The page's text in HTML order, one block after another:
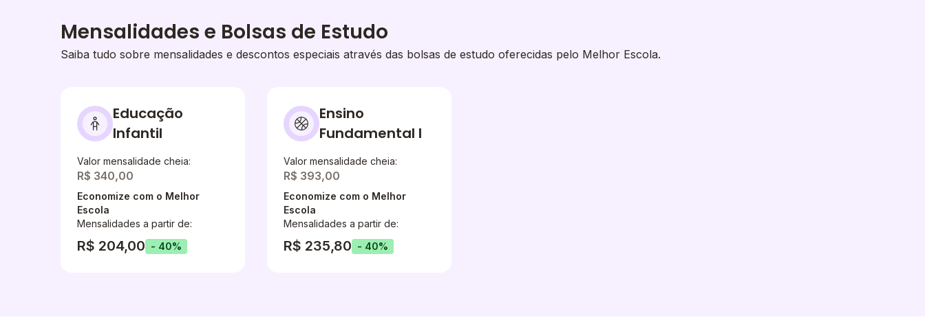
Mensalidades e Bolsas de Estudo
Saiba tudo sobre mensalidades e descontos especiais através das bolsas de estudo oferecidas pelo Melhor Escola.
Educação
Infantil
Valor mensalidade cheia:
R$ 340,00
Economize com o Melhor
Escola
Mensalidades a partir de:
R$ 204,00 - 40%
Ensino
Fundamental I
Valor mensalidade cheia:
R$ 393,00
Economize com o Melhor
Escola
Mensalidades a partir de:
R$ 235,80 - 40%